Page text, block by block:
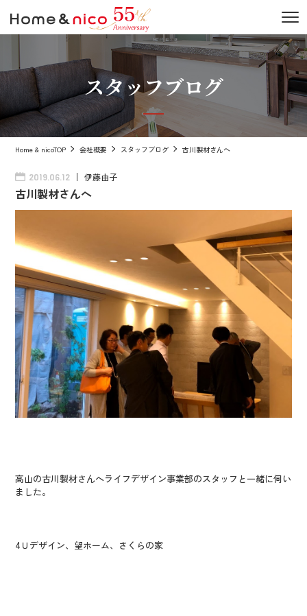
スタッフブログ
Home & nicoTOP 会社概要 スタッフブログ 古川製材さんへ
2019.06.12 伊藤由子
古川製材さんへ
高山の古川製材さんへライフデザイン事業部のスタッフと一緒に伺い
ました。
4Ｕデザイン、望ホーム、さくらの家